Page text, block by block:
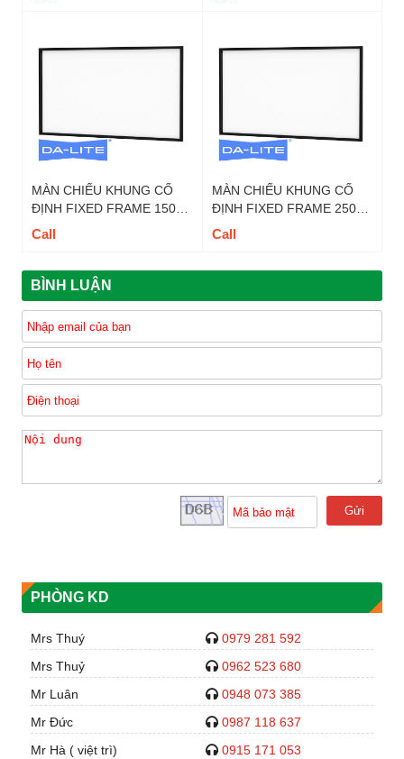
MÀN CHIẾU KHUNG CỐ
ĐỊNH FIXED FRAME 150
INCH DALITE - MÃ FIX150
Call
MÀN CHIẾU KHUNG CỐ
ĐỊNH FIXED FRAME 250
INCH DALITE - MÃ FIX250
Call
BÌNH LUẬN
Gửi
PHÒNG KD
Mrs Thuý
0979 281 592
Mrs Thuỷ
0962 523 680
Mr Luân
0948 073 385
Mr Đức
0987 118 637
Mr Hà ( việt trì)
0915 171 053